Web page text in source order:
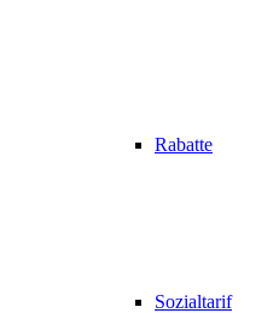
Rabatte
Sozialtarif